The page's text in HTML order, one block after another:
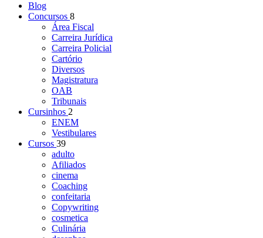
Blog
Concursos 8
Área Fiscal
Carreira Jurídica
Carreira Policial
Cartório
Diversos
Magistratura
OAB
Tribunais
Cursinhos 2
ENEM
Vestibulares
Cursos 39
adulto
Afiliados
cinema
Coaching
confeitaria
Copywriting
cosmetica
Culinária